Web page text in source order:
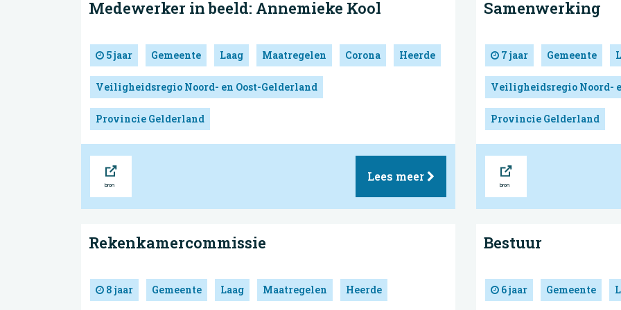
Medewerker in beeld: Annemieke Kool
5 jaar Gemeente Laag Maatregelen Corona Heerde
Veiligheidsregio Noord- en Oost-Gelderland
Provincie Gelderland
Lees meer
Samenwerking
7 jaar Gemeente
Veiligheidsregio Noord-
Provincie Gelderland
Rekenkamercommissie
8 jaar Gemeente Laag Maatregelen Heerde
Bestuur
6 jaar Gemeente